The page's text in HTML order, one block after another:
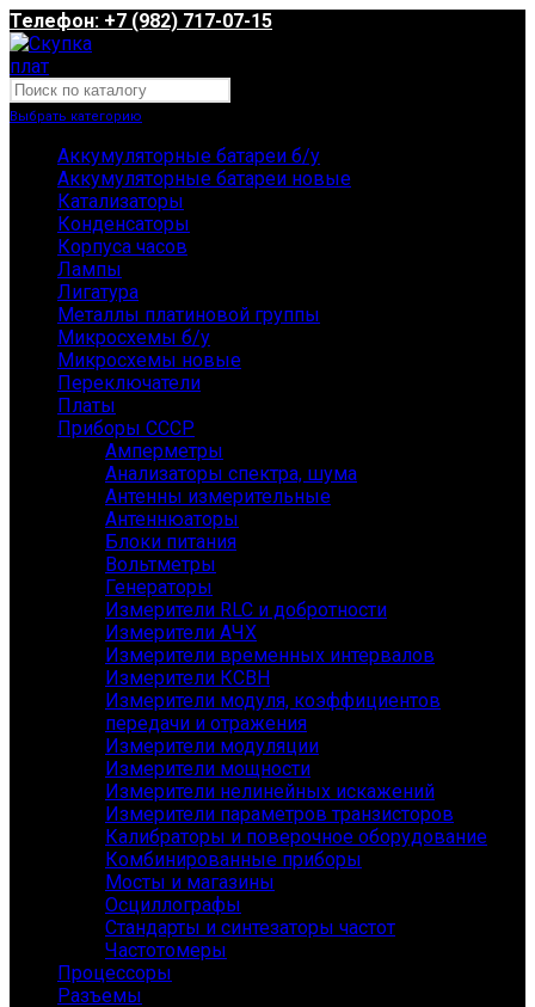
Телефон: +7 (982) 717-07-15
Выбрать категорию
Аккумуляторные батареи б/у
Аккумуляторные батареи новые
Катализаторы
Конденсаторы
Корпуса часов
Лампы
Лигатура
Металлы платиновой группы
Микросхемы б/у
Микросхемы новые
Переключатели
Платы
Приборы СССР
Амперметры
Анализаторы спектра, шума
Антенны измерительные
Антеннюаторы
Блоки питания
Вольтметры
Генераторы
Измерители RLC и добротности
Измерители АЧХ
Измерители временных интервалов
Измерители КСВН
Измерители модуля, коэффициентов
передачи и отражения
Измерители модуляции
Измерители мощности
Измерители нелинейных искажений
Измерители параметров транзисторов
Калибраторы и поверочное оборудование
Комбинированные приборы
Мосты и магазины
Осциллографы
Стандарты и синтезаторы частот
Частотомеры
Процессоры
Разъемы